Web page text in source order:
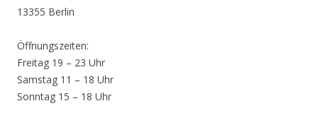
13355 Berlin
Öffnungszeiten:
Freitag 19 – 23 Uhr
Samstag 11 – 18 Uhr
Sonntag 15 – 18 Uhr